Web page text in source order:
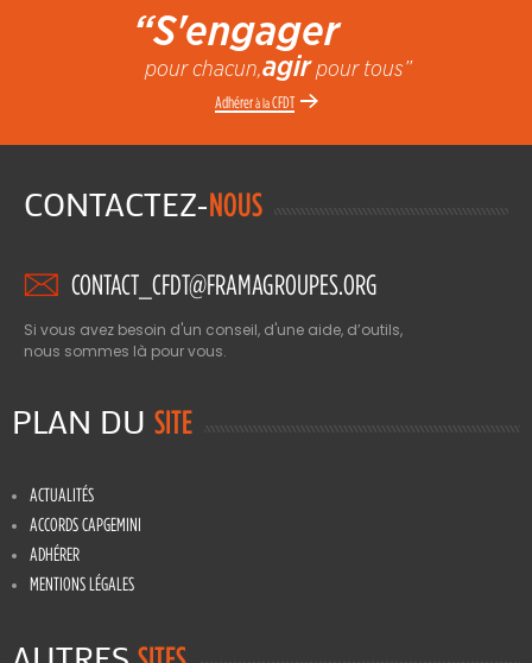
“S'engager
pour chacun,agirpour tous”
Adhérerà laCFDT
CONTACTEZ-NOUS
CONTACT_CFDT@FRAMAGROUPES.ORG
Si vous avez besoin d'un conseil, d'une aide, d’outils,
nous sommes là pour vous.
PLAN DU SITE
ACTUALITÉS
ACCORDS CAPGEMINI
ADHÉRER
MENTIONS LÉGALES